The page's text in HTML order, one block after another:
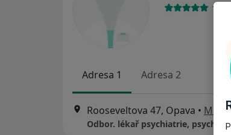
18
Adresa 1 Adresa 2
Rooseveltova 47, Opava • Mapa
Odbor. lékař psychiatrie,